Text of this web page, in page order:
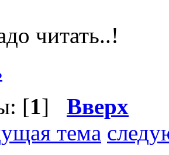
читать..!
[1] Вверх
тема